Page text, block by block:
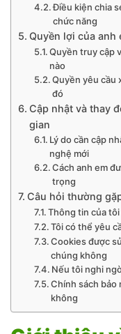
Điều kiện chia
chức năng
Quyền lợi của anh
Quyền truy cập
nào
Quyền yêu cầu
đó
Cập nhật và thay
gian
Lý do cần cập
nghệ mới
Cách anh em
trọng
Câu hỏi thường
Thông tin của
Tôi có thể yêu
Cookies được
chúng không
Nếu tôi nghi
Chính sách bảo
không